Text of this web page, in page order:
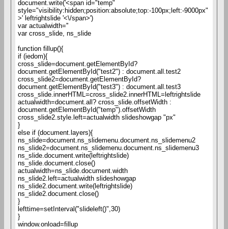
document.write('<span id="temp"
style="visibility:hidden;position:absolute;top:-100px;left:-9000px"
>' leftrightslide '<\/span>')
var actualwidth=''
var cross_slide, ns_slide
function fillup(){
if (iedom){
cross_slide=document.getElementById?
document.getElementById("test2") : document.all.test2
cross_slide2=document.getElementById?
document.getElementById("test3") : document.all.test3
cross_slide.innerHTML=cross_slide2.innerHTML=leftrightslide
actualwidth=document.all? cross_slide.offsetWidth :
document.getElementById("temp").offsetWidth
cross_slide2.style.left=actualwidth slideshowgap "px"
}
else if (document.layers){
ns_slide=document.ns_slidemenu.document.ns_slidemenu2
ns_slide2=document.ns_slidemenu.document.ns_slidemenu3
ns_slide.document.write(leftrightslide)
ns_slide.document.close()
actualwidth=ns_slide.document.width
ns_slide2.left=actualwidth slideshowgap
ns_slide2.document.write(leftrightslide)
ns_slide2.document.close()
}
lefttime=setInterval("slideleft()",30)
}
window.onload=fillup